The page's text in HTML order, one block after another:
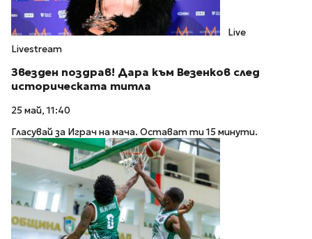
Live
Livestream
Звезден поздрав! Дара към Везенков след
историческата титла
25 май, 11:40
Гласувай за Играч на мача. Остават ти 15 минути.